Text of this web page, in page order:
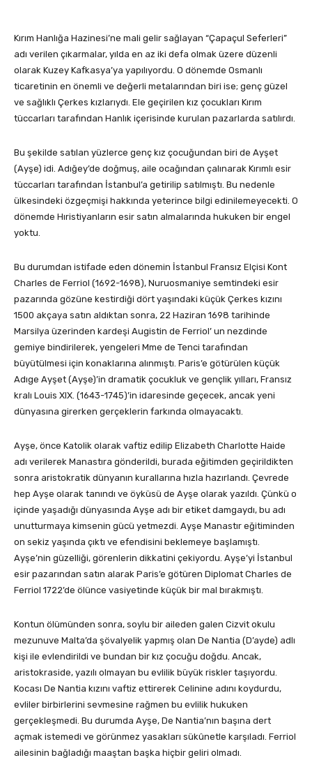
Kırım Hanlığa Hazinesi’ne mali gelir sağlayan “Çapaçul Seferleri”
adı verilen çıkarmalar, yılda en az iki defa olmak üzere dü­zenli
olarak Kuzey Kafkasya’ya yapılıyordu. O dö­nemde Osmanlı
ticaretinin en önemli ve değerli metalarından biri ise; genç güzel
ve sağlıklı Çerkes kızlarıydı. Ele ge­çirilen kız çocukları Kırım
tüccarları tarafından Hanlık içe­risinde kurulan pazarlarda satılırdı.
Bu şekilde satılan yüzlerce genç kız ço­cuğundan biri de Ayşet
(Ayşe) idi. Adığey’de doğmuş, aile ocağın­dan çalınarak Kırımlı esir
tüccarları tarafından İstanbul’a getirilip satılmıştı. Bu nedenle
ülkesindeki özgeçmişi hakkında yeterince bilgi edinilemeyecekti. O
dönemde Hıristiyanların esir satın almalarında hukuken bir engel
yoktu.
Bu durumdan istifade eden dönemin İstanbul Fransız El­çisi Kont
Charles de Ferriol (1692-1698), Nuruosmaniye sem­tindeki esir
pazarında gözüne kestirdiği dört yaşındaki küçük Çerkes kızını
1500 akçaya satın aldıktan sonra, 22 Haziran 1698 tarihinde
Marsilya üzerinden kardeşi Augistin de Ferriol’ un nezdinde
gemiye bindirilerek, yengeleri Mme de Tenci tara­fından
büyütülmesi için konaklarına alınmıştı. Paris’e götürü­len küçük
Adıge Ayşet (Ayşe)’in dramatik çocukluk ve gençlik yılları, Fransız
kralı Louis XIX. (1643-1745)’in idaresinde geçecek, ancak yeni
dünyasına girerken gerçeklerin farkında olmayacaktı.
Ayşe, önce Katolik olarak vaftiz edilip Elizabeth Charlotte Haide
adı verilerek Manastıra gönderildi, burada eğitim­den geçirildikten
sonra aristokratik dünyanın kurallarına hız­la hazırlandı. Çevrede
hep Ayşe olarak tanındı ve öyküsü de Ayşe olarak yazıldı. Çünkü o
içinde yaşadığı dünya­sında Ayşe adı bir etiket damgaydı, bu adı
unutturmaya kimse­nin gücü yetmezdi. Ayşe Manastır eğitiminden
on sekiz yaşında çıktı ve efendisini beklemeye başlamıştı.
Ayşe’nin güzelliği­, görenlerin dikkatini çekiyordu. Ayşe’yi İstanbul
esir paza­rından satın alarak Paris’e götüren Diplomat Charles de
Ferriol 1722’de ölünce vasiyetinde küçük bir mal bırakmıştı.
Kontun ölümünden sonra, soylu bir aileden galen Cizvit okulu
mezunuve Malta’da şövalyelik yapmış olan De Nantia (D’ayde) adlı
kişi ile evlendirildi ve bundan bir kız çocuğu doğdu. Ancak,
aristokraside, yazılı olmayan bu evlilik büyük riskler taşıyordu.
Kocası De Nantia kızını vaftiz ettirerek Celinine adını koydurdu,
evliler birbirlerini sevmesine rağ­men bu evlilik hukuken
gerçekleşmedi. Bu durumda Ayşe, De Nantia’nın başına dert
açmak istemedi ve görünmez yasakları sükûnetle karşıladı. Ferriol
ailesinin bağladığı ma­aştan başka hiçbir geliri olmadı.